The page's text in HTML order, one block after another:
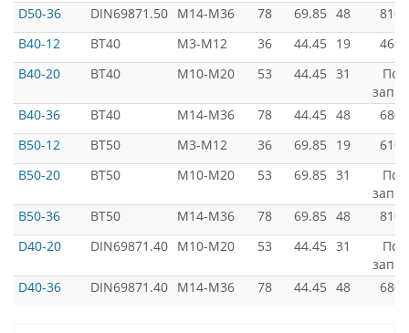
D50-36
DIN69871.50 M14-M36 78 69.85 48
8100
B40-12
BT40 M3-M12 36 44.45 19
4699
B40-20
BT40 M10-M20 53 44.45 31
Под
B40-36
BT40 M14-M36 78 44.45 48
6800
B50-12
BT50 M3-M12 36 69.85 19
6100
B50-20
BT50 M10-M20 53 69.85 31
Под
B50-36
BT50 M14-M36 78 69.85 48
8100
D40-20
DIN69871.40 M10-M20 53 44.45 31
Под
D40-36
DIN69871.40 M14-M36 78 44.45 48 6800